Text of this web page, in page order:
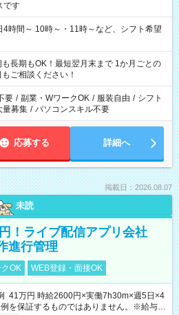
です
間～ 10時～・11時～など、シフト希望
も長期もOK！最短翌月末まで 1か月ごとの
ご相談ください！
要 / 副業・WワークOK / 服装自由 / シフト
量募集 / パソコンスキル不要
応募する 詳細へ
掲載日：2026.08.07
未読
！ライブ配信アプリ会社
進行管理
OK WEB登録・面接OK
41万円 時給2600円×実働7h30m×週5日×4
を保証するものではありません。※給与即